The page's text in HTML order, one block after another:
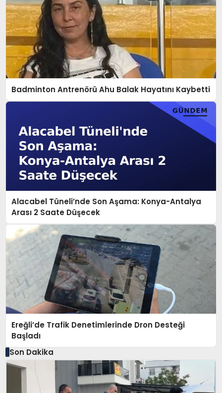
Badminton Antrenörü Ahu Balak Hayatını Kaybetti
Alacabel Tüneli’nde Son Aşama: Konya-Antalya
Arası 2 Saate Düşecek
Ereğli’de Trafik Denetimlerinde Dron Desteği
Başladı
Son Dakika